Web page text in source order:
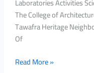
The College of
Tawafra Heritage
Of
Advancement
Of
Practical
Reality…
Goal
Read More »